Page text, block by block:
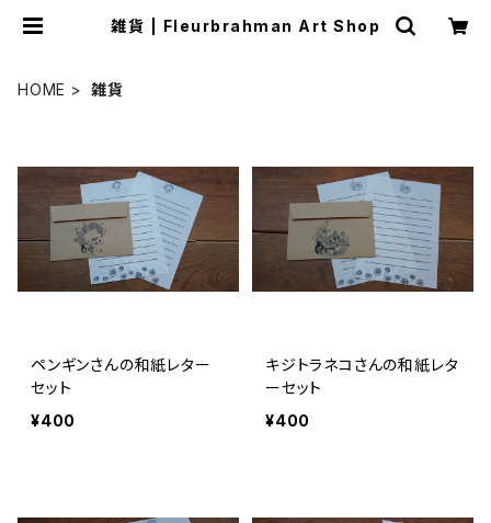
雑貨 | Fleurbrahman Art Shop
HOME 雑貨
ペンギンさんの和紙レター
セット
¥400
キジトラネコさんの和紙レタ
ーセット
¥400